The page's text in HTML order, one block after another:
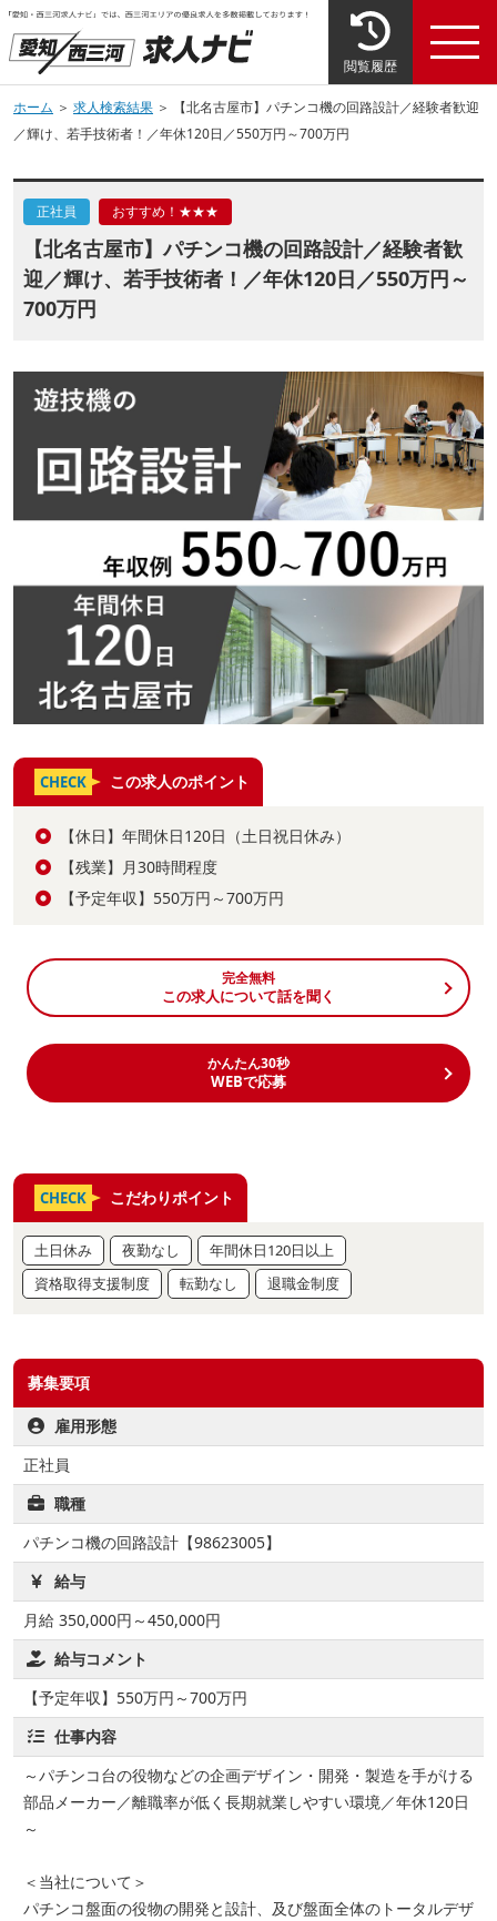
閲覧履歴
ホーム ＞ 求人検索結果 ＞ 【北名古屋市】パチンコ機の回路設計／経験者歓迎
／輝け、若手技術者！／年休120日／550万円～700万円
正社員 おすすめ！★★★
【北名古屋市】パチンコ機の回路設計／経験者歓
迎／輝け、若手技術者！／年休120日／550万円～
700万円
CHECK この求人のポイント
【休日】年間休日120日（土日祝日休み）
【残業】月30時間程度
【予定年収】550万円～700万円
完全無料
この求人について話を聞く
かんたん30秒
WEBで応募
CHECK こだわりポイント
土日休み 夜勤なし
年間休日120日以上
資格取得支援制度
転勤なし 退職金制度
募集要項
雇用形態
正社員
職種
パチンコ機の回路設計【98623005】
給与
月給 350,000円～450,000円
給与コメント
【予定年収】550万円～700万円
仕事内容
～パチンコ台の役物などの企画デザイン・開発・製造を手がける
部品メーカー／離職率が低く長期就業しやすい環境／年休120日
～
＜当社について＞
パチンコ盤面の役物の開発と設計、及び盤面全体のトータルデザ